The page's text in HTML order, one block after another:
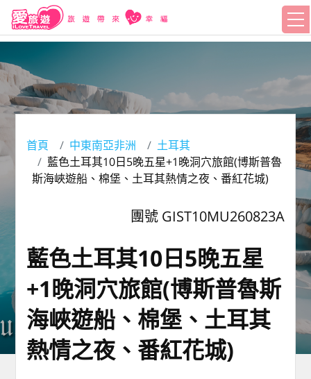
首頁 中東南亞非洲
土耳其
藍色土耳其10日5晚五星+1晚洞穴旅館(博斯普魯
斯海峽遊船、棉堡、土耳其熱情之夜、番紅花城)
團號 GIST10MU260823A
藍色土耳其10日5晚五星
+1晚洞穴旅館(博斯普魯斯
海峽遊船、棉堡、土耳其
熱情之夜、番紅花城)